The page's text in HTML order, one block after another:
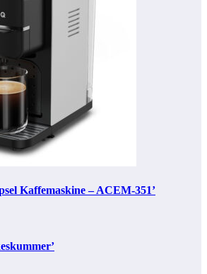
Kaffemaskine – ACEM-351’